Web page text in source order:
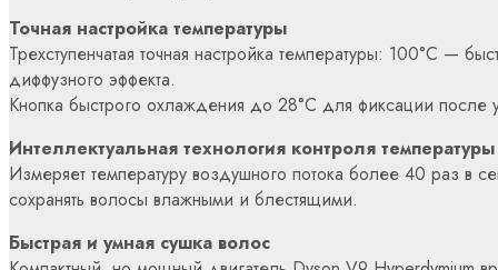
Точная настройка температуры
Трехступенчатая точная настройка температуры: 100°C —
диффузного эффекта.
Кнопка быстрого охлаждения до 28°C для фиксации после
Интеллектуальная технология контроля температуры
Измеряет температуру воздушного потока более 40 раз в
сохранять волосы влажными и блестящими.
Быстрая и умная сушка волос